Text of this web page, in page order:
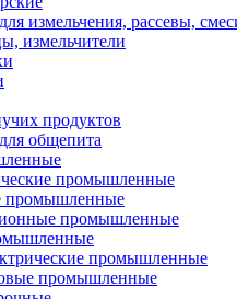
измельчения, рассевы,
измельчители
продуктов
общепита
промышленные
промышленные
промышленные
промышленные
промышленные